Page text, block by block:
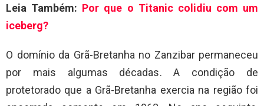
Leia Também: Por que o Titanic colidiu com um
iceberg?
O domínio da Grã-Bretanha no Zanzibar permaneceu
por mais algumas décadas. A condição de
protetorado que a Grã-Bretanha exercia na região foi